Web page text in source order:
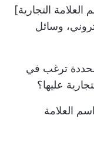
التجارية]
وسائل
ترغب في
عليها؟
العلامة